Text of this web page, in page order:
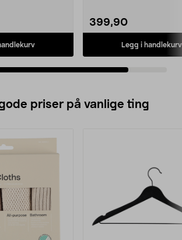
399,90
Legg i handlekurv
priser på vanlige ting